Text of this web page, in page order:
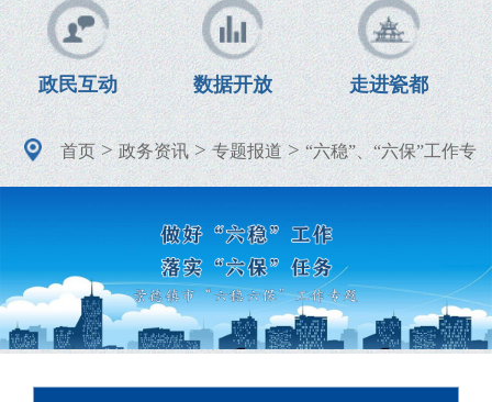
政民互动 数据开放 走进瓷都
首页>政务资讯>专题报道>“六稳”、“六保”工作专